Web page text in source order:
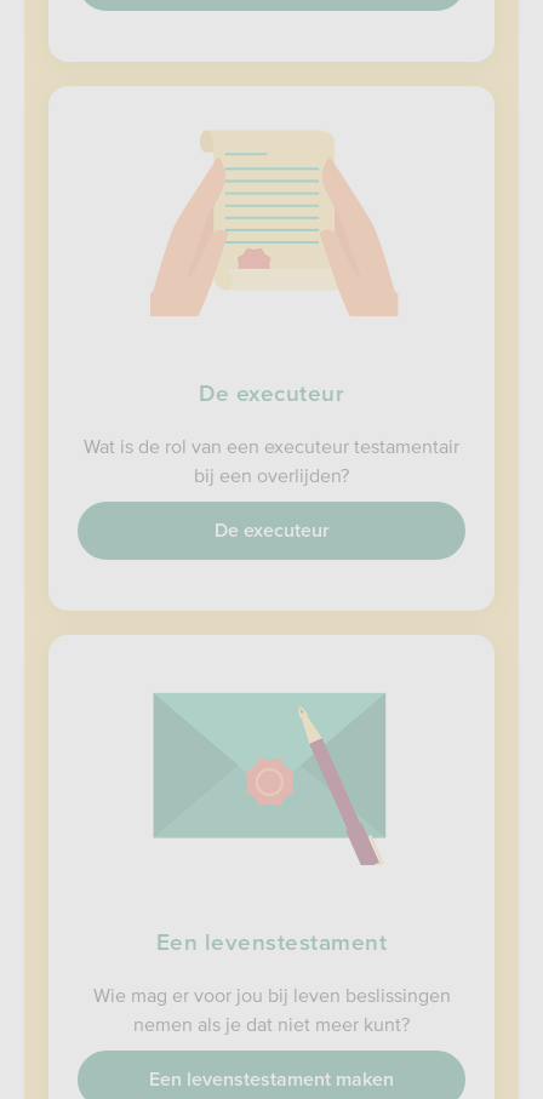
De executeur
Wat is de rol van een executeur testamentair
bij een overlijden?
De executeur
Een levenstestament
Wie mag er voor jou bij leven beslissingen
nemen als je dat niet meer kunt?
Een levenstestament maken